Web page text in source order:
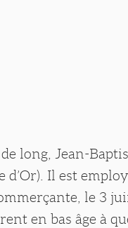
long, Jean-
d’Or). Il est
le 3
en bas âge à